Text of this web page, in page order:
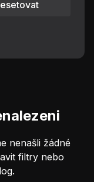
nenašli žádné
filtry nebo